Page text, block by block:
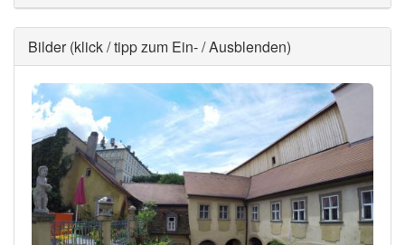
Ausblenden
Bilder (klick / tipp zum Ein- / Ausblenden)